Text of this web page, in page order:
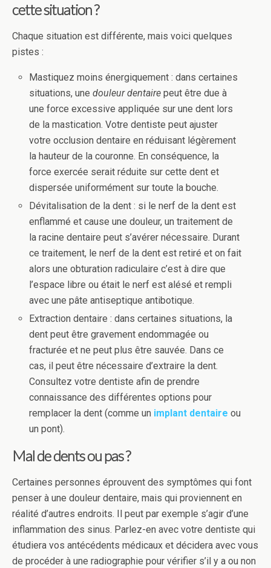
cette situation ?
Chaque situation est différente, mais voici quelques
pistes :
Mastiquez moins énergiquement : dans certaines
situations, unedouleur dentaire peut être due à
une force excessive appliquée sur une dent lors
de la mastication. Votre dentiste peut ajuster
votre occlusion dentaire en réduisant légèrement
la hauteur de la couronne. En conséquence, la
force exercée serait réduite sur cette dent et
dispersée uniformément sur toute la bouche.
Dévitalisation de la dent : si le nerf de la dent est
enflammé et cause une douleur, un traitement de
la racine dentaire peut s’avérer nécessaire. Durant
ce traitement, le nerf de la dent est retiré et on fait
alors une obturation radiculaire c’est à dire que
l’espace libre ou était le nerf est alésé et rempli
avec une pâte antiseptique antibotique.
Extraction dentaire : dans certaines situations, la
dent peut être gravement endommagée ou
fracturée et ne peut plus être sauvée. Dans ce
cas, il peut être nécessaire d’extraire la dent.
Consultez votre dentiste afin de prendre
connaissance des différentes options pour
remplacer la dent (comme un implant dentaire ou
un pont).
Mal de dents ou pas ?
Certaines personnes éprouvent des symptômes qui font
penser à une douleur dentaire, mais qui proviennent en
réalité d’autres endroits. Il peut par exemple s’agir d’une
inflammation des sinus. Parlez-en avec votre dentiste qui
étudiera vos antécédents médicaux et décidera avec vous
de procéder à une radiographie pour vérifier s’il y a ou non